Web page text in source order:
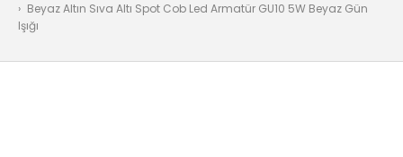
Beyaz Altın Sıva Altı Spot Cob Led Armatür GU10 5W Beyaz Gün
Işığı